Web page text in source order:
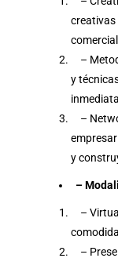
creativas
–
y
–
y
–
–
–